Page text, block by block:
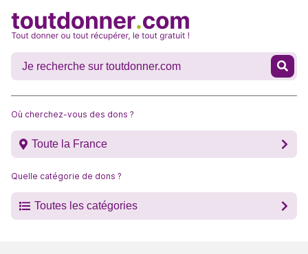
Où cherchez-vous des dons ?
Toute la France
Quelle catégorie de dons ?
Toutes les catégories